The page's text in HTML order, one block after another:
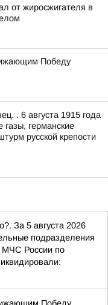
от жиросжигателя в
Победу
. 6 августа 1915 года
германские
русской крепости
За 5 августа 2026
подразделения
МЧС России по